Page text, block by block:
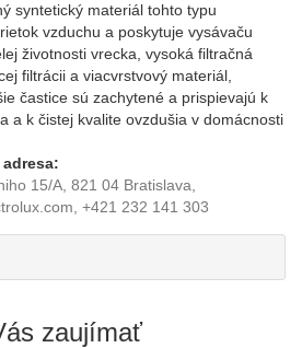
syntetický materiál tohto typu
vzduchu a poskytuje vysávaču
životnosti vrecka, vysoká filtračná
filtrácii a viacvrstvový materiál,
častice sú zachytené a prispievajú k
a k čistej kvalite ovzdušia v domácnosti
15/A, 821 04 Bratislava,
+421 232 141 303
zaujímať